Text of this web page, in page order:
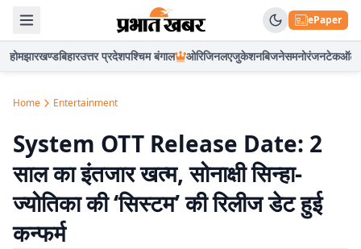
ePaper
होमझारखण्डबिहारउत्तर प्रदेशपश्चिम बंगाल ओरिजिनलएजुकेशनबिजनेसमनोरंजनटेकऑटो
Home Entertainment
System OTT Release Date: 2
साल का इंतजार खत्म, सोनाक्षी सिन्हा-
ज्योतिका की ‘सिस्टम’ की रिलीज डेट हुई
कन्फर्म